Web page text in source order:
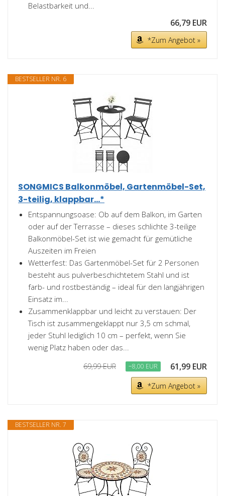
Belastbarkeit und...
66,79 EUR
*Zum Angebot »
BESTSELLER NR. 6
SONGMICS Balkonmöbel, Gartenmöbel-Set,
3-teilig, klappbar...*
Entspannungsoase: Ob auf dem Balkon, im Garten
oder auf der Terrasse – dieses schlichte 3-teilige
Balkonmöbel-Set ist wie gemacht für gemütliche
Auszeiten im Freien
Wetterfest: Das Gartenmöbel-Set für 2 Personen
besteht aus pulverbeschichtetem Stahl und ist
farb- und rostbeständig – ideal für den langjährigen
Einsatz im...
Zusammenklappbar und leicht zu verstauen: Der
Tisch ist zusammengeklappt nur 3,5 cm schmal,
jeder Stuhl lediglich 10 cm – perfekt, wenn Sie
wenig Platz haben oder das...
69,99 EUR −8,00 EUR 61,99 EUR
*Zum Angebot »
BESTSELLER NR. 7